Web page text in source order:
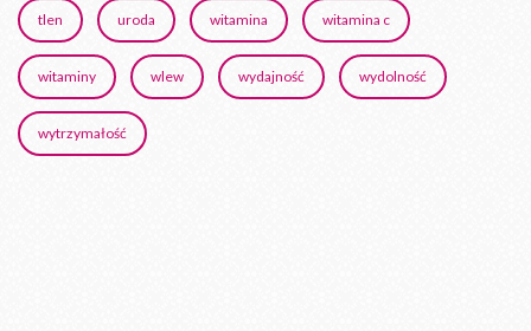
tlen uroda witamina witamina c
witaminy wlew wydajność wydolność
wytrzymałość